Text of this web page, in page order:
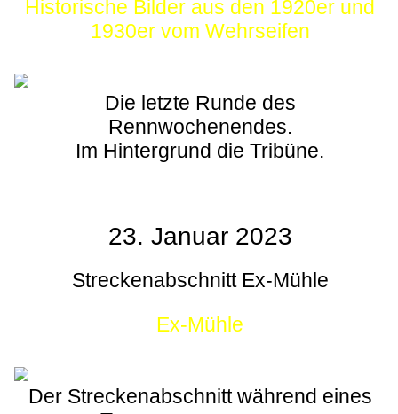
Historische Bilder aus den 1920er und
1930er vom Wehrseifen
Die letzte Runde des
Rennwochenendes.
Im Hintergrund die Tribüne.
23. Januar 2023
Streckenabschnitt Ex-Mühle
Ex-Mühle
Der Streckenabschnitt während eines